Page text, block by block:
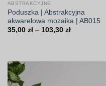
ABSTRAKCYJNE
Poduszka | Abstrakcyjna
akwarelowa mozaika | AB015
35,00 zł – 103,30 złZakres
103,30 zł